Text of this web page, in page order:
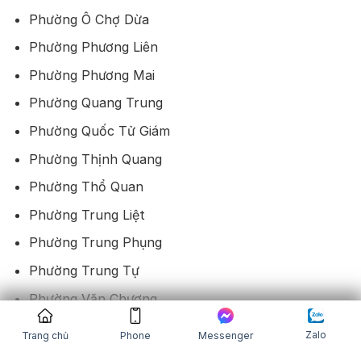
Phường Ô Chợ Dừa
Phường Phương Liên
Phường Phương Mai
Phường Quang Trung
Phường Quốc Tử Giám
Phường Thịnh Quang
Phường Thổ Quan
Phường Trung Liệt
Phường Trung Phụng
Phường Trung Tự
Phường Văn Chương
Phường Văn Miếu
Trang chủ Phone Messenger Zalo